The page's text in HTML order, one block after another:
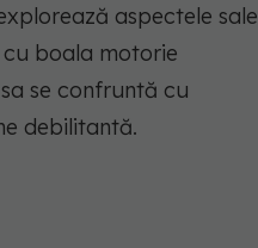
aspectele sale
boala motorie
se confruntă cu
debilitantă.